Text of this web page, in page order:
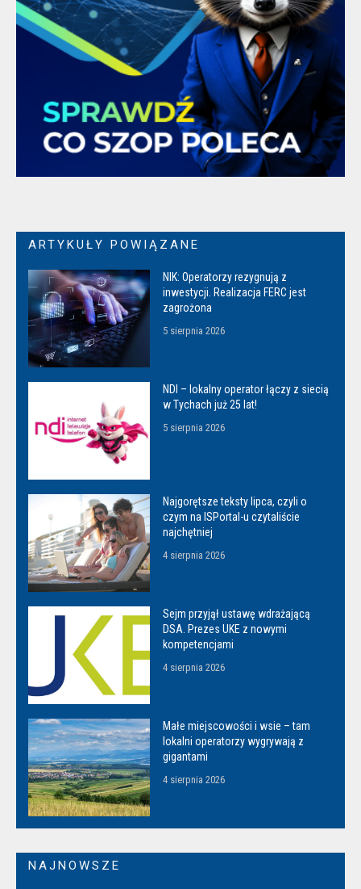
ARTYKUŁY POWIĄZANE
NIK: Operatorzy rezygnują z
inwestycji. Realizacja FERC jest
zagrożona
5 sierpnia 2026
NDI – lokalny operator łączy z siecią
w Tychach już 25 lat!
5 sierpnia 2026
Najgorętsze teksty lipca, czyli o
czym na ISPortal-u czytaliście
najchętniej
4 sierpnia 2026
Sejm przyjął ustawę wdrażającą
DSA. Prezes UKE z nowymi
kompetencjami
4 sierpnia 2026
Małe miejscowości i wsie – tam
lokalni operatorzy wygrywają z
gigantami
4 sierpnia 2026
NAJNOWSZE